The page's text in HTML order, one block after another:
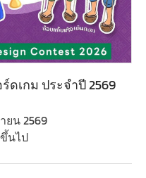
เกม ประจำปี 2569
ยน 2569
นไป